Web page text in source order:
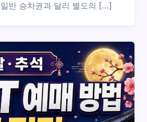
반 승차권과 달리 별도의 […]